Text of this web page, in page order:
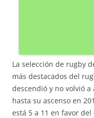
La selección de rugby
más destacados del
descendió y no volvió
hasta su ascenso en
está 5 a 11 en favor